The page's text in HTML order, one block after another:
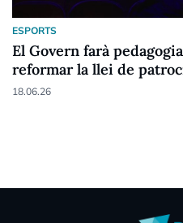
ESPORTS
El Govern farà
reformar la llei de
18.06.26